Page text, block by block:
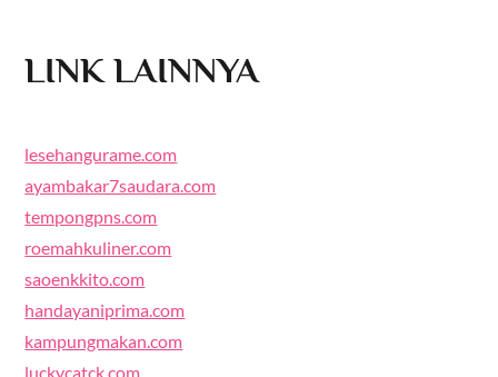
LINK LAINNYA
lesehangurame.com
ayambakar7saudara.com
tempongpns.com
roemahkuliner.com
saoenkkito.com
handayaniprima.com
kampungmakan.com
luckycatck.com